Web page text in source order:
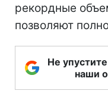
рекордные
позволяют
Не
наши